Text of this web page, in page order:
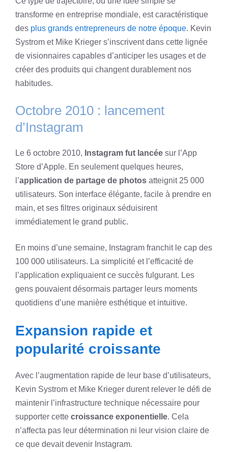
transforme en entreprise mondiale, est caractéristique
des plus grands entrepreneurs de notre époque. Kevin
Systrom et Mike Krieger s’inscrivent dans cette lignée
de visionnaires capables d’anticiper les usages et de
créer des produits qui changent durablement nos
habitudes.
Octobre 2010 : lancement
d’Instagram
Le 6 octobre 2010, Instagram fut lancée sur l’App
Store d’Apple. En seulement quelques heures,
l’application de partage de photos atteignit 25 000
utilisateurs. Son interface élégante, facile à prendre en
main, et ses filtres originaux séduisirent
immédiatement le grand public.
En moins d’une semaine, Instagram franchit le cap des
100 000 utilisateurs. La simplicité et l’efficacité de
l’application expliquaient ce succès fulgurant. Les
gens pouvaient désormais partager leurs moments
quotidiens d’une manière esthétique et intuitive.
Expansion rapide et
popularité croissante
Avec l’augmentation rapide de leur base d’utilisateurs,
Kevin Systrom et Mike Krieger durent relever le défi de
maintenir l’infrastructure technique nécessaire pour
supporter cette croissance exponentielle. Cela
n’affecta pas leur détermination ni leur vision claire de
ce que devait devenir Instagram.